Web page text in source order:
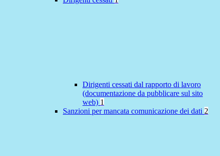
Dirigenti cessati dal rapporto di lavoro
(documentazione da pubblicare sul sito
web) 1
Sanzioni per mancata comunicazione dei dati 2